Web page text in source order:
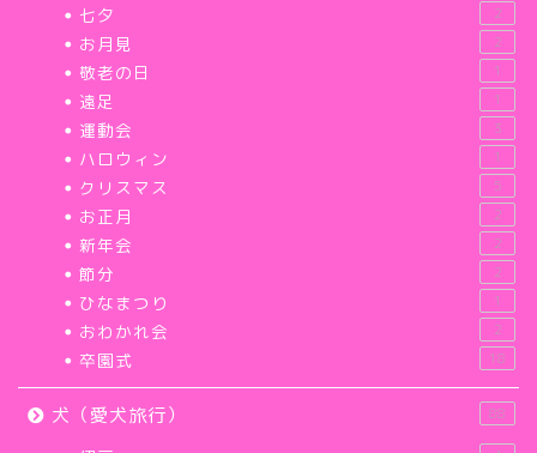
七夕 2
お月見 2
敬老の日 1
遠足 1
運動会 3
ハロウィン 1
クリスマス 5
お正月 2
新年会 2
節分 2
ひなまつり 1
おわかれ会 2
卒園式 18
犬（愛犬旅行） 88